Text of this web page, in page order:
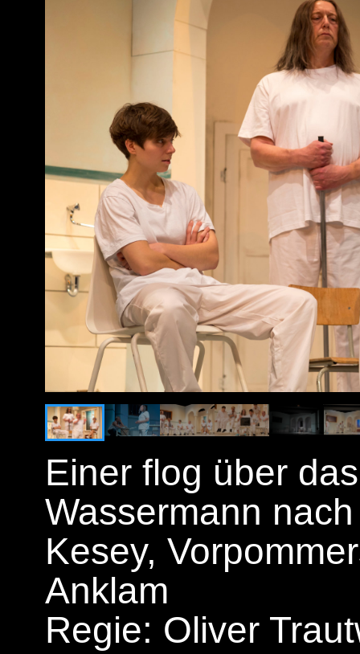
Einer flog über
Wassermann
Kesey,
Anklam
Regie: Oliver